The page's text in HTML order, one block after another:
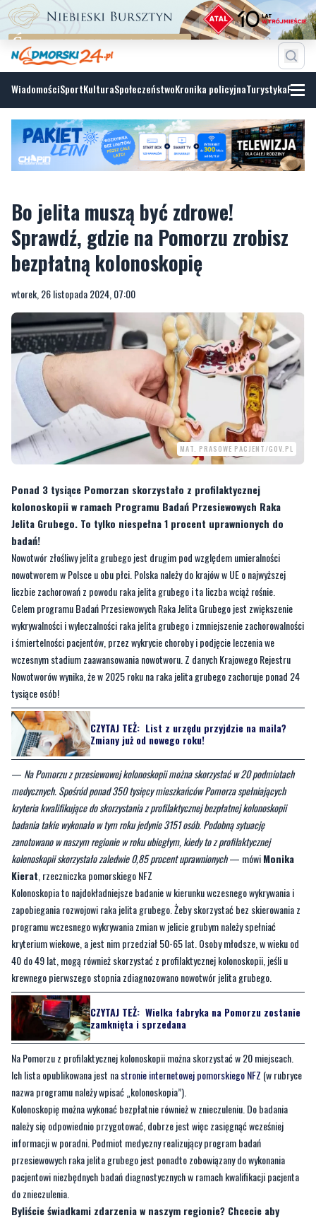
WiadomościSportKulturaSpołeczeństwoKronika policyjnaTurystyka
Bo jelita muszą być zdrowe!
bezpłatną kolonoskopię
wtorek, 26 listopada 2024, 07:00
MAT. PRASOWE PACJENT/GOV.PL
Ponad 3 tysiące Pomorzan skorzystało z profilaktycznej
kolonoskopii w ramach Programu Badań Przesiewowych Raka
badań!
Nowotwór złośliwy jelita grubego jest drugim pod względem umieralności
nowotworem w Polsce u obu płci. Polska należy do krajów w UE o najwyższej
liczbie zachorowań z powodu raka jelita grubego i ta liczba wciąż rośnie.
Celem programu Badań Przesiewowych Raka Jelita Grubego jest zwiększenie
wykrywalności i wyleczalności raka jelita grubego i zmniejszenie zachorowalności
i śmiertelności pacjentów, przez wykrycie choroby i podjęcie leczenia we
wczesnym stadium zaawansowania nowotworu. Z danych Krajowego Rejestru
Nowotworów wynika, że w 2025 roku na raka jelita grubego zachoruje ponad 24
tysiące osób!
CZYTAJ TEŻ: List z urzędu przyjdzie na maila?
—Na Pomorzu z przesiewowej kolonoskopii można skorzystać w 20 podmiotach
medycznych. Spośród ponad 350 tysięcy mieszkańców Pomorza spełniających
kryteria kwalifikujące do skorzystania z profilaktycznej bezpłatnej kolonoskopii
badania takie wykonało w tym roku jedynie 3151 osób. Podobną sytuację
zanotowano w naszym regionie w roku ubiegłym, kiedy to z profilaktycznej
kolonoskopii skorzystało zaledwie 0,85 procent uprawnionych— mówiMonika
Kierat, rzeczniczka pomorskiego NFZ
Kolonoskopia to najdokładniejsze badanie w kierunku wczesnego wykrywania i
zapobiegania rozwojowi raka jelita grubego. Żeby skorzystać bez skierowania z
programu wczesnego wykrywania zmian w jelicie grubym należy spełniać
kryterium wiekowe, a jest nim przedział 50-65 lat. Osoby młodsze, w wieku od
40 do 49 lat, mogą również skorzystać z profilaktycznej kolonoskopii, jeśli u
krewnego pierwszego stopnia zdiagnozowano nowotwór jelita grubego.
CZYTAJ TEŻ:Wielka fabryka na Pomorzu zostanie
zamknięta i sprzedana
Na Pomorzu z profilaktycznej kolonoskopii można skorzystać w 20 miejscach.
Ich lista opublikowana jest nastronie internetowej pomorskiego NFZ
nazwa programu należy wpisać „kolonoskopia”).
Kolonoskopię można wykonać bezpłatnie również w znieczuleniu. Do badania
należy się odpowiednio przygotować, dobrze jest więc zasięgnąć wcześniej
informacji w poradni. Podmiot medyczny realizujący program badań
przesiewowych raka jelita grubego jest ponadto zobowiązany do wykonania
pacjentowi niezbędnych badań diagnostycznych w ramach kwalifikacji pacjenta
do znieczulenia.
Byliście świadkami zdarzenia w naszym regionie? Chcecie aby
nasza redakcja zajęła się jakimś tematem? Czekamy na Wasze
sygnały i informacje. Można kontaktować się z naszą redakcją za
pośrednictwemstrony facebookoweji mailowo: